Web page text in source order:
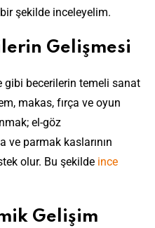
şekilde inceleyelim.
Gelişmesi
gibi becerilerin temeli sanat
makas, fırça ve oyun
el-göz
ve parmak kaslarının
olur. Bu şekilde ince
Gelişim